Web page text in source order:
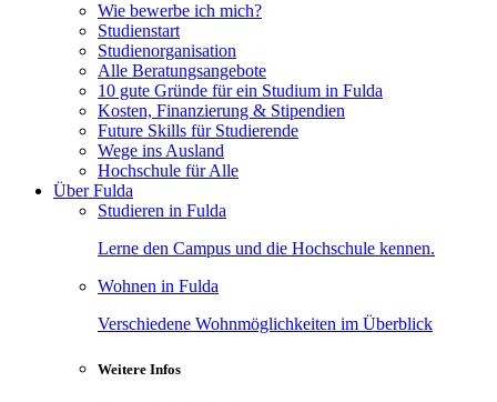
Wie bewerbe ich mich?
Studienstart
Studienorganisation
Alle Beratungsangebote
10 gute Gründe für ein Studium in Fulda
Kosten, Finanzierung & Stipendien
Future Skills für Studierende
Wege ins Ausland
Hochschule für Alle
Über Fulda
Studieren in Fulda
Lerne den Campus und die Hochschule kennen.
Wohnen in Fulda
Verschiedene Wohnmöglichkeiten im Überblick
Weitere Infos